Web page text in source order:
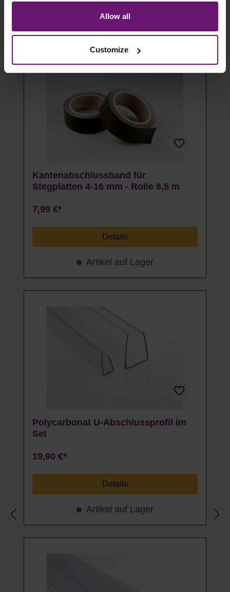
store to our partner, shopware AG (Ebbinghoff 10, 48624
Schöppingen, Germany), which cannot assign this data
to you personally, but may process it for its own
Allow all
Customize
Artikel ausverkauft
Kantenabschlussband für
Stegplatten 4-16 mm - Rolle 6,5 m
7,99 €*
Details
Artikel auf Lager
Polycarbonat U-Abschlussprofil im
Set
19,90 €*
Details
Artikel auf Lager